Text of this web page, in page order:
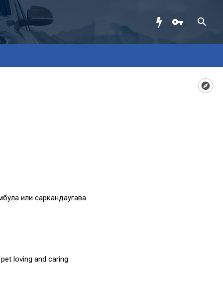
или саркандаугава
loving and caring